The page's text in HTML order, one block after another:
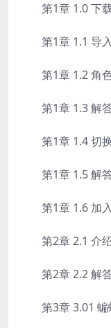
第1章 1.0 下
第1章 1.1 导
第1章 1.2 角
第1章 1.3 解
第1章 1.4 切
第1章 1.5 解
第1章 1.6 加
第2章 2.1 介
第2章 2.2 解
第3章 3.01 蝙